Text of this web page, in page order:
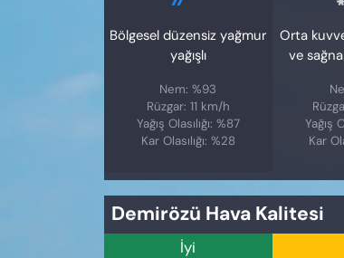
Bölgesel düzensiz yağmur
yağışlı
Nem: %93
Rüzgar: 11 km/h
Yağış Olasılığı: %87
Kar Olasılığı: %28
Orta
ve
Yağış
Kar
Demirözü Hava Kalitesi
İyi